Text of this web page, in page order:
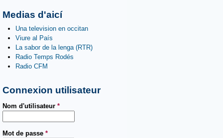
Medias d'aicí
Una television en occitan
Viure al País
La sabor de la lenga (RTR)
Radio Temps Rodés
Radio CFM
Connexion utilisateur
Nom d'utilisateur *
Mot de passe *